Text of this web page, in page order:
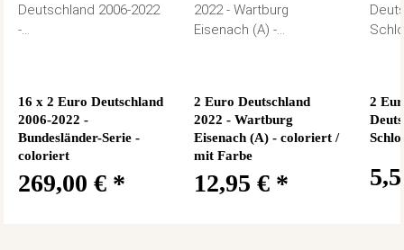
16 x 2 Euro Deutschland
2006-2022 -
Bundesländer-Serie -
coloriert
269,00 € *
2 Euro Deutschland
2022 - Wartburg
Eisenach (A) - coloriert /
mit Farbe
12,95 € *
2